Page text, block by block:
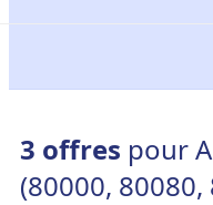
3 offres pour
(80000, 80080,